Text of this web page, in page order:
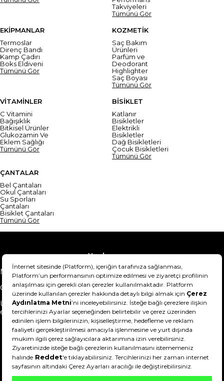
Takviyeleri
Tümünü Gör
EKİPMANLAR
Termoslar
Direnç Bandı
Kamp Çadırı
Boks Eldiveni
Tümünü Gör
KOZMETİK
Saç Bakım
Ürünleri
Parfüm ve
Deodorant
Highlighter
Saç Boyası
Tümünü Gör
VİTAMİNLER
C Vitamini
Bağışıklık
Bitkisel Ürünler
Glukozamin Ve
Eklem Sağlığı
Tümünü Gör
BİSİKLET
Katlanır
Bisikletler
Elektrikli
Bisikletler
Dağ Bisikletleri
Çocuk Bisikletleri
Tümünü Gör
ÇANTALAR
Bel Çantaları
Okul Çantaları
Su Sporları
Çantaları
Bisiklet Çantaları
Tümünü Gör
Yardım
Mesafeli Satış Sözleşmesi
Teslimat Bilgisi
Gizlilik Sözleşmesi
Şartlar & Koşullar
Ürünümü nasıl iade
edebilirim?
Hakkımızda
DeFactoFIT ©️ 2022-2026. Tüm hakları saklıdır.